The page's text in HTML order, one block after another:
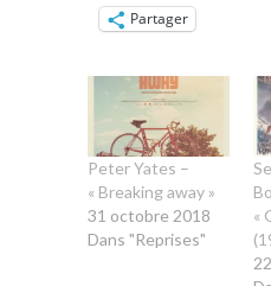
Partager
Peter Yates –
« Breaking away »
31 octobre 2018
Dans "Reprises"
«